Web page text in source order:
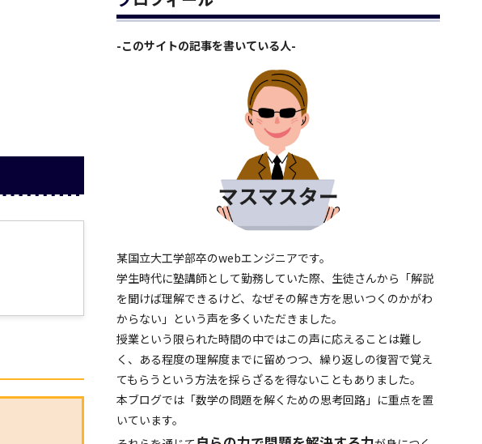
-このサイトの記事を書いている人-
某国立大工学部卒のwebエンジニアです。
学生時代に塾講師として勤務していた際、生徒さんから「解説
を聞けば理解できるけど、なぜその解き方を思いつくのかがわ
からない」という声を多くいただきました。
授業という限られた時間の中ではこの声に応えることは難し
く、ある程度の理解度までに留めつつ、繰り返しの復習で覚え
てもらうという方法を採らざるを得ないこともありました。
本ブログでは「数学の問題を解くための思考回路」に重点を置
いています。